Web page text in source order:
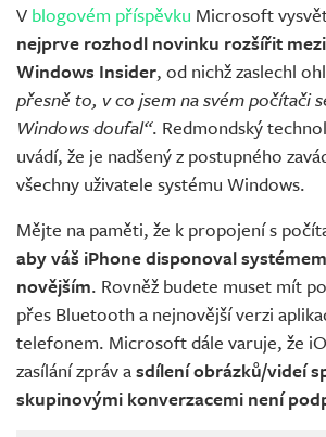
V blogovém příspěvku Microsoft
nejprve rozhodl novinku rozšířit
Windows Insider, od nichž zaslechl
přesně to, v co jsem na svém počítači
Windows doufal“. Redmondský
uvádí, že je nadšený z postupného
všechny uživatele systému Windows.
Mějte na paměti, že k propojení s
aby váš iPhone disponoval
novějším. Rovněž budete muset mít
přes Bluetooth a nejnovější verzi
telefonem. Microsoft dále varuje, že
zasílání zpráv asdílení obrázků/videí
skupinovými konverzacemi není